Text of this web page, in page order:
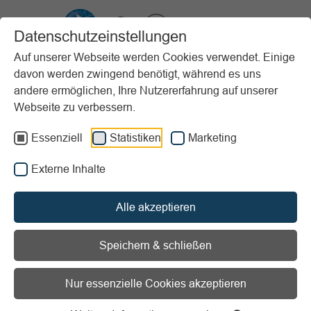
Datenschutzeinstellungen
Auf unserer Webseite werden Cookies verwendet. Einige
davon werden zwingend benötigt, während es uns
andere ermöglichen, Ihre Nutzererfahrung auf unserer
Webseite zu verbessern.
Essenziell Statistiken Marketing
Externe Inhalte
Alle akzeptieren
Speichern & schließen
Nur essenzielle Cookies akzeptieren
Startseite Vereinsmanagement Steuern & Finanzen
Buchführung
Grundlagen
Gesetzliche Grundlagen der Buchführung
Vorlesen
Informationen zum Readspeaker öffnen
Grundsätze zur
ordnungsgemäßen Führung
und Aufbewahrung von
Büchern, Aufzeichnungen
und Unterlagen in